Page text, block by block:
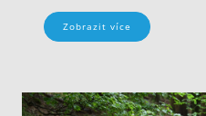
Zobrazit více